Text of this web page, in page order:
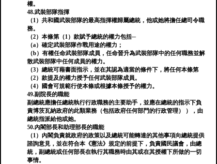
權。
48.武裝部隊指揮
（1）共和國武裝部隊的最高指揮權歸屬總統，他或她將擔任總司令職
務。
（2）本條第（1）款賦予總統的權力包括─
（a）確定武裝部隊作戰用途的權力；
（b）有權任命武裝部隊成員，任命晉升為武裝部隊中的任何職務並解
散武裝部隊中任何成員的權力。
（3）總統可藉書面指示，並在其認為適當的條件下，將任何本條第
（2）款提及的權力授予任何武裝部隊成員。
（4）國會可規範行使本條或根據本條授予的權力。
49.副院長的職能
副總統應擔任總統執行行政職務的主要助手，並應在總統的指示下負
責博茨瓦納政府的此類業務（包括政府任何部門的行政管理） ），由
總統指派給他或她。
50.內閣部長和助理部長的職能
（1）內閣負責就政府的政策以及總統可能轉達的其他事項向總統提供
諮詢意見，並在符合本《憲法》規定的前提下，負責國民議會，由總
統，副總統或任何部長在執行其職務時由其或在其授權下所做的一切
事情。